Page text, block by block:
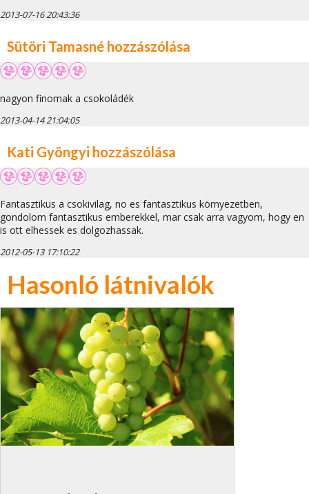
2013-07-16 20:43:36
Sütöri Tamasné hozzászólása
nagyon finomak a csokoládék
2013-04-14 21:04:05
Kati Gyöngyi hozzászólása
Fantasztikus a csokivilag, no es fantasztikus környezetben,
gondolom fantasztikus emberekkel, mar csak arra vagyom, hogy en
is ott elhessek es dolgozhassak.
2012-05-13 17:10:22
Hasonló látnivalók